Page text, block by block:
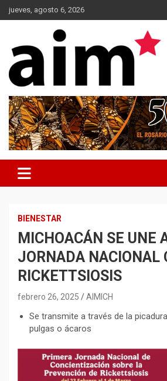
Skip
to
jueves, agosto 6, 2026
AIM*
BIENESTAR
MICHOACÁN SE UNE
JORNADA NACIONAL
RICKETTSIOSIS
febrero 26, 2025 AIMICH
Se transmite a través de la
pulgas o ácaros